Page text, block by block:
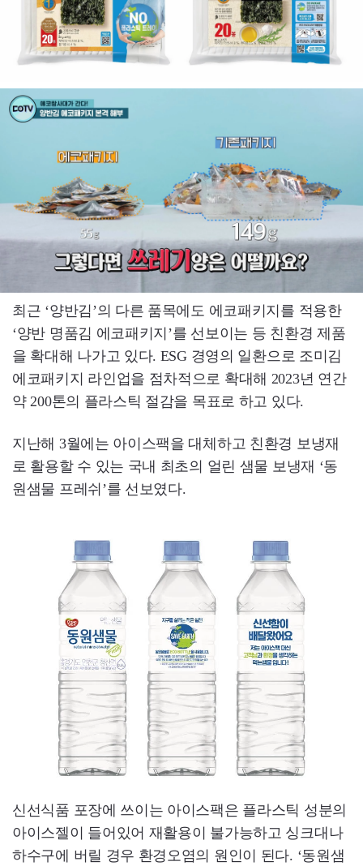
최근 ‘양반김’의 다른 품목에도 에코패키지를 적용한
‘양반 명품김 에코패키지’를 선보이는 등 친환경 제품
을 확대해 나가고 있다. ESG 경영의 일환으로 조미김
에코패키지 라인업을 점차적으로 확대해 2023년 연간
약 200톤의 플라스틱 절감을 목표로 하고 있다.
지난해 3월에는 아이스팩을 대체하고 친환경 보냉재
로 활용할 수 있는 국내 최초의 얼린 샘물 보냉재 ‘동
원샘물 프레쉬’를 선보였다.
신선식품 포장에 쓰이는 아이스팩은 플라스틱 성분의
아이스젤이 들어있어 재활용이 불가능하고 싱크대나
하수구에 버릴 경우 환경오염의 원인이 된다. ‘동원샘